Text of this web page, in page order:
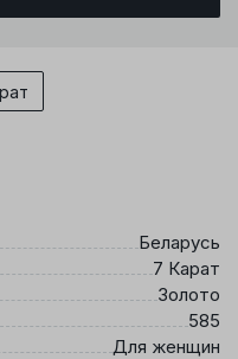
Беларусь
7 Карат
Золото
585
Для женщин